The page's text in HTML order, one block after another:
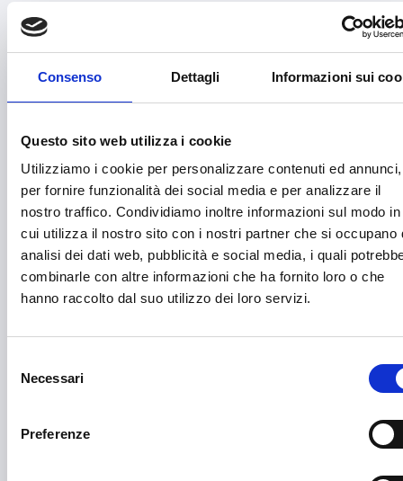
Consenso Dettagli Informazioni sui
Questo sito web utilizza i cookie
Utilizziamo i cookie per personalizzare contenuti ed annunci,
per fornire funzionalità dei social media e per analizzare il
nostro traffico. Condividiamo inoltre informazioni sul modo in
cui utilizza il nostro sito con i nostri partner che si occupano
analisi dei dati web, pubblicità e social media, i quali
combinarle con altre informazioni che ha fornito loro o che
hanno raccolto dal suo utilizzo dei loro servizi.
delNecessari
Preferenze
Avvio attività
Benessere e diritti degli animali
Biodiversità
Cartellonistica stradale
Certificazioni
Commercio
Competitività imprese
Consulenza specializzata